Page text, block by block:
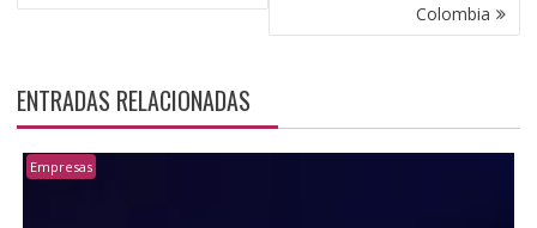
Colombia
ENTRADAS RELACIONADAS
Empresas